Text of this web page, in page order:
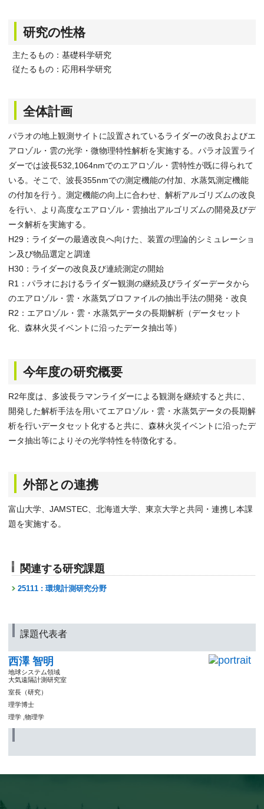
研究の性格
主たるもの：基礎科学研究
従たるもの：応用科学研究
全体計画
パラオの地上観測サイトに設置されているライダーの改良およびエ
アロゾル・雲の光学・微物理特性解析を実施する。パラオ設置ライ
ダーでは波長532,1064nmでのエアロゾル・雲特性が既に得られて
いる。そこで、波長355nmでの測定機能の付加、水蒸気測定機能
の付加を行う。測定機能の向上に合わせ、解析アルゴリズムの改良
を行い、より高度なエアロゾル・雲抽出アルゴリズムの開発及びデ
ータ解析を実施する。
H29：ライダーの最適改良へ向けた、装置の理論的シミュレーショ
ン及び物品選定と調達
H30：ライダーの改良及び連続測定の開始
R1：パラオにおけるライダー観測の継続及びライダーデータから
のエアロゾル・雲・水蒸気プロファイルの抽出手法の開発・改良
R2：エアロゾル・雲・水蒸気データの長期解析（データセット
化、森林火災イベントに沿ったデータ抽出等）
今年度の研究概要
R2年度は、多波長ラマンライダーによる観測を継続すると共に、
開発した解析手法を用いてエアロゾル・雲・水蒸気データの長期解
析を行いデータセット化すると共に、森林火災イベントに沿ったデ
ータ抽出等によりその光学特性を特徴化する。
外部との連携
富山大学、JAMSTEC、北海道大学、東京大学と共同・連携し本課
題を実施する。
関連する研究課題
25111 : 環境計測研究分野
課題代表者
西澤 智明
地球システム領域
大気遠隔計測研究室
室長（研究）
理学博士
理学 ,物理学